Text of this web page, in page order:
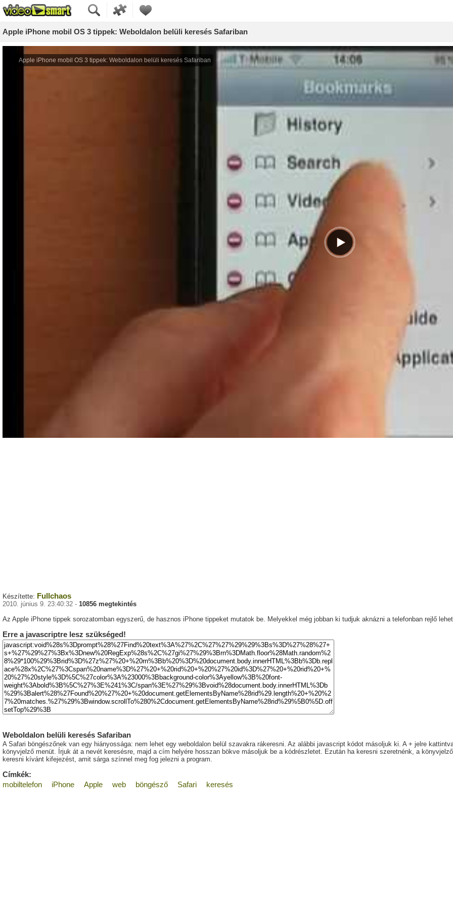
Apple iPhone mobil OS 3 tippek: Weboldalon belüli keresés Safariban
Készítette: Fullchaos
2010. június 9. 23:40:32 - 10856 megtekintés
Az Apple iPhone tippek sorozatomban egyszerű, de hasznos iPhone tippeket mutatok be. Melyekkel még jobban ki tudjuk aknázni a telefonban rejlő
Erre a javascriptre lesz szükséged!
Weboldalon belüli keresés Safariban
A Safari böngészőnek van egy hiányossága: nem lehet egy weboldalon belül szavakra rákeresni. Az alábbi javascript kódot másoljuk ki. A + jelre
könyvjelző menüt. Írjuk át a nevét keresésre, majd a cím helyére hosszan bökve másoljuk be a kódrészletet. Ezután ha keresni szeretnénk, a
keresni kívánt kifejezést, amit sárga színnel meg fog jelezni a program.
Címkék:
mobiltelefon
iPhone Apple web böngésző Safari keresés